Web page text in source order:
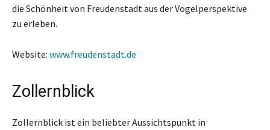
die Schönheit von Freudenstadt aus der Vogelperspektive
zu erleben.
Website: www.freudenstadt.de
Zollernblick
Zollernblick ist ein beliebter Aussichtspunkt in